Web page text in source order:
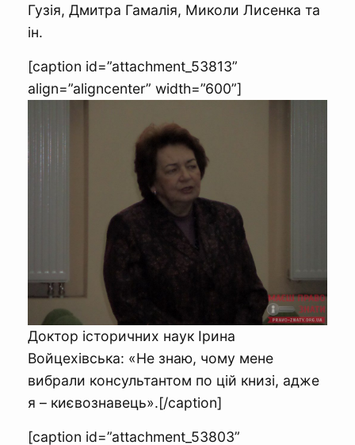
Гузія, Дмитра Гамалія, Миколи Лисенка та
ін.
[caption id=”attachment_53813”
align=”aligncenter” width=”600”]
Доктор історичних наук Ірина
Войцехівська: «Не знаю, чому мене
вибрали консультантом по цій книзі, адже
я – києвознавець».[/caption]
[caption id=”attachment_53803”